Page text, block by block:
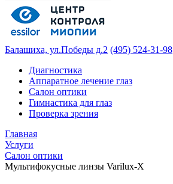
Балашиха, ул.Победы д.2 (495) 524-31-98
Диагностика
Аппаратное лечение глаз
Салон оптики
Гимнастика для глаз
Проверка зрения
Главная
Услуги
Салон оптики
Мультифокусные линзы Varilux-X